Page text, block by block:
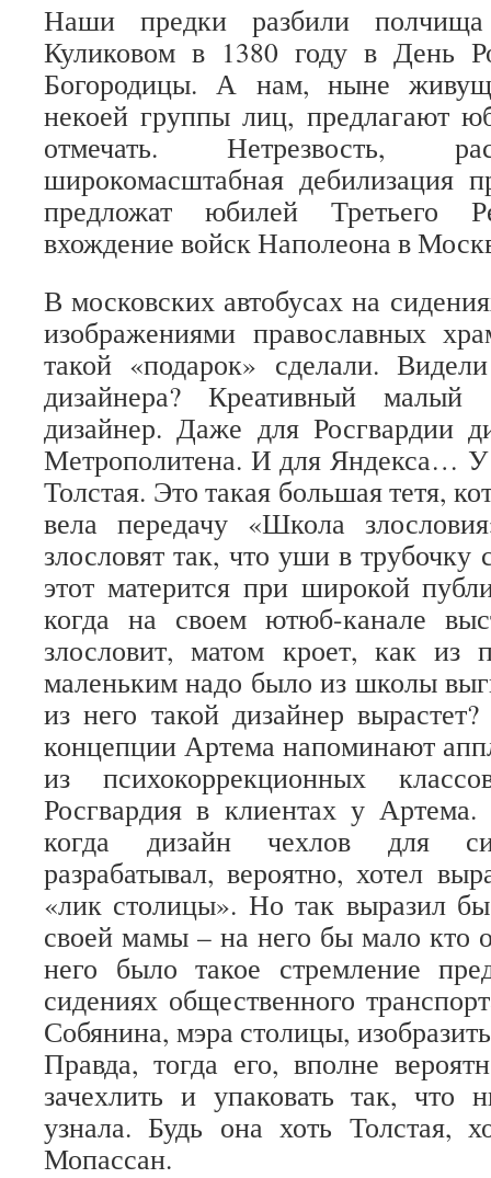
Наши предки разбили
Куликовом в 1380 году в День
Богородицы. А нам, ныне
некоей группы лиц, предлагают
отмечать. Нетрезвость,
широкомасштабная дебилизация
предложат юбилей Третьего
вхождение войск Наполеона в
В московских автобусах на
изображениями православных
такой «подарок» сделали.
дизайнера? Креативный
дизайнер. Даже для Росгвардии
Метрополитена. И для Яндекса… У
Толстая. Это такая большая тетя,
вела передачу «Школа
злословят так, что уши в трубочку
этот матерится при широкой
когда на своем ютюб-канале
злословит, матом кроет, как
маленьким надо было из школы
из него такой дизайнер
концепции Артема напоминают
из психокоррекционных
Росгвардия в клиентах у
когда дизайн чехлов для
разрабатывал, вероятно, хотел
«лик столицы». Но так выразил
своей мамы – на него бы мало кто
него было такое стремление
сидениях общественного
Собянина, мэра столицы,
Правда, тогда его, вполне
зачехлить и упаковать так, что
узнала. Будь она хоть Толстая,
Мопассан.